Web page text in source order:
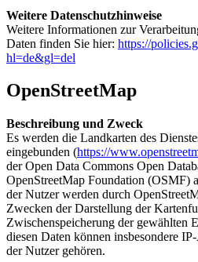
Weitere Datenschutzhinweise
Weitere Informationen zur
Daten finden Sie hier: https://
hl=de&gl=del
OpenStreetMap
Beschreibung und Zweck
Es werden die Landkarten des
eingebunden (https://
der Open Data Commons Open
OpenStreetMap Foundation (OSMF)
der Nutzer werden durch
Zwecken der Darstellung der
Zwischenspeicherung der gewählten
diesen Daten können insbesondere
der Nutzer gehören.